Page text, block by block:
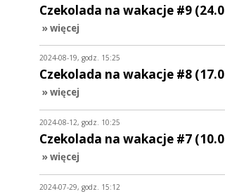
Czekolada na wakacje #9
» więcej
2024-08-19, godz. 15:25
Czekolada na wakacje #8
» więcej
2024-08-12, godz. 10:25
Czekolada na wakacje #7
» więcej
2024-07-29, godz. 15:12